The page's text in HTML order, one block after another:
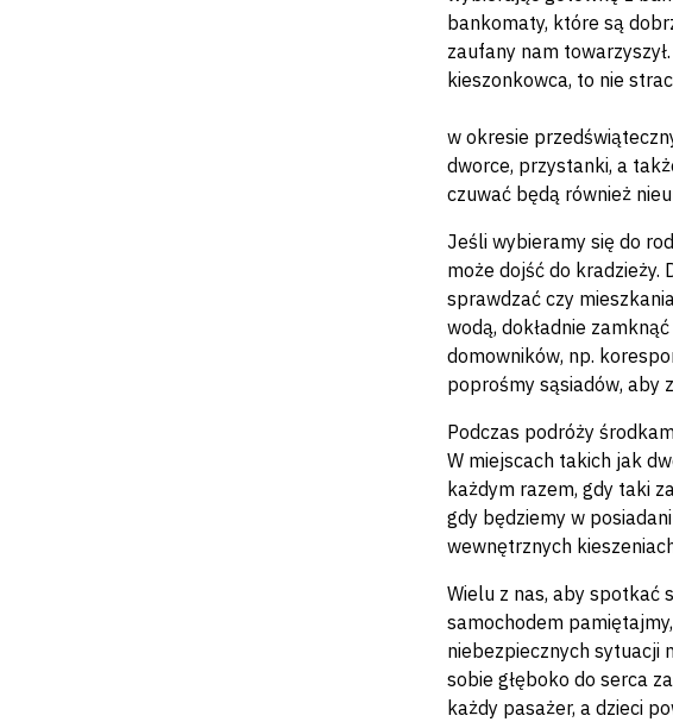
bankomaty, które są
zaufany nam
kieszonkowca, to nie
w okresie
dworce, przystanki, a
czuwać będą również
Jeśli wybieramy się do
może dojść do
sprawdzać czy
wodą, dokładnie
domowników, np.
poprośmy sąsiadów, aby
Podczas podróży
W miejscach takich jak
każdym razem, gdy taki
gdy będziemy w
wewnętrznych
Wielu z nas, aby spotkać
samochodem
niebezpiecznych sytuacji
sobie głęboko do serca
każdy pasażer, a dzieci